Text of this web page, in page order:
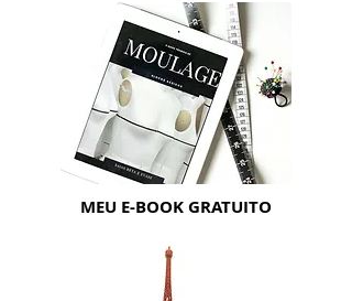
MEU E-BOOK GRATUITO